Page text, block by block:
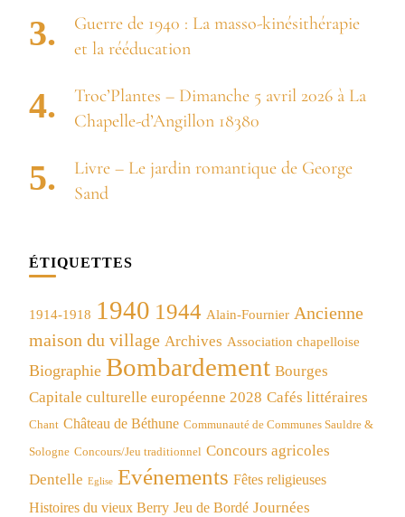
Guerre de 1940 : La masso-kinésithérapie
et la rééducation
Troc’Plantes – Dimanche 5 avril 2026 à La
Chapelle-d’Angillon 18380
Livre – Le jardin romantique de George
Sand
ÉTIQUETTES
1914-1918 1940 1944 Alain-Fournier Ancienne
maison du village Archives Association chapelloise
Biographie Bombardement Bourges
Capitale culturelle européenne 2028 Cafés littéraires
Chant Château de Béthune Communauté de Communes Sauldre &
Sologne Concours/Jeu traditionnel Concours agricoles
Dentelle Eglise Evénements Fêtes religieuses
Histoires du vieux Berry Jeu de Bordé Journées